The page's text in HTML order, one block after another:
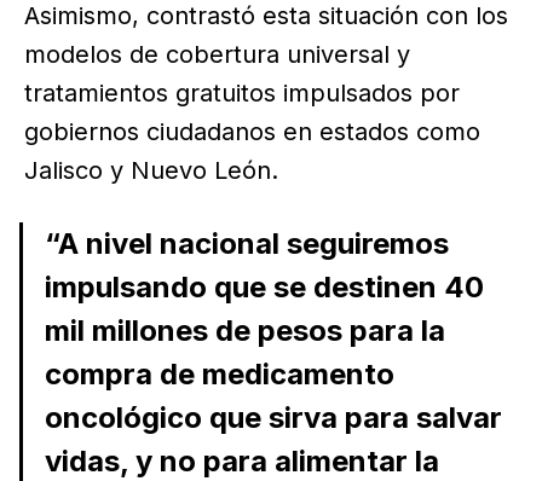
Asimismo, contrastó esta situación con los
modelos de cobertura universal y
tratamientos gratuitos impulsados por
gobiernos ciudadanos en estados como
Jalisco y Nuevo León.
“A nivel nacional seguiremos
impulsando que se destinen 40
mil millones de pesos para la
compra de medicamento
oncológico que sirva para salvar
vidas, y no para alimentar la